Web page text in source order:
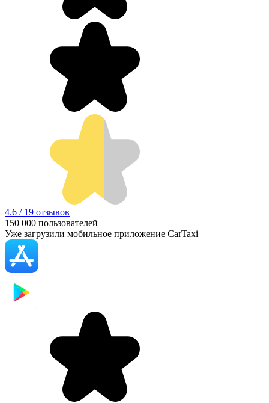
4.6 / 19 отзывов
150 000 пользователей
Уже загрузили мобильное приложение CarTaxi